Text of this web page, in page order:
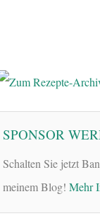
SPONSOR
Schalten Sie jetzt
meinem Blog! Mehr